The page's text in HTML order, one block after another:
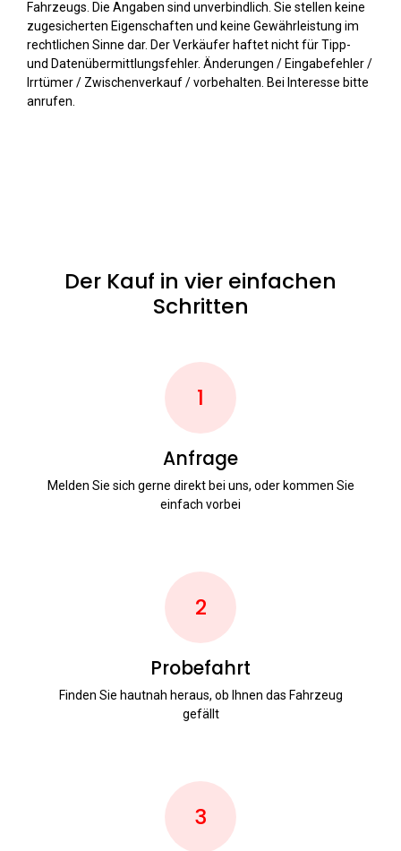
Fahrzeugs. Die Angaben sind unverbindlich. Sie stellen keine
zugesicherten Eigenschaften und keine Gewährleistung im
rechtlichen Sinne dar. Der Verkäufer haftet nicht für Tipp-
und Datenübermittlungsfehler. Änderungen / Eingabefehler /
Irrtümer / Zwischenverkauf / vorbehalten. Bei Interesse bitte
anrufen.
Der Kauf in vier einfachen
Schritten
1
Anfrage
Melden Sie sich gerne direkt bei uns, oder kommen Sie
einfach vorbei
2
Probefahrt
Finden Sie hautnah heraus, ob Ihnen das Fahrzeug
gefällt
3